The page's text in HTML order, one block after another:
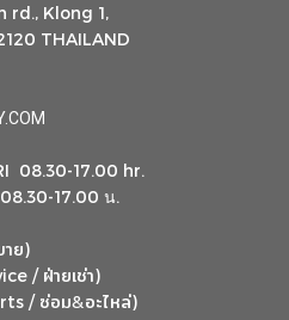
rd., Klong 1,
THAILAND
08.30-17.00 hr.
17.00 น.
ย)
/ ฝ่ายเช่า)
/ ซ่อม&อะไหล่)